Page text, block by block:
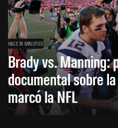
HACE 18 MINUTOS
Brady vs. Manning:
documental sobre
marcó la NFL